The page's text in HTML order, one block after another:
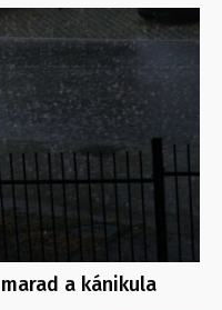
a kánikula